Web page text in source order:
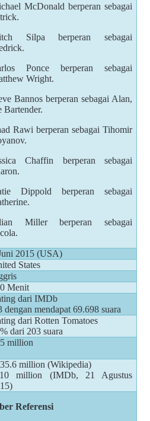
McDonald berperan sebagai
Silpa berperan sebagai
Ponce berperan sebagai
Wright.
Bannos berperan sebagai Alan,
Bartender.
Rawi berperan sebagai Tihomir
Chaffin berperan sebagai
Dippold berperan sebagai
Miller berperan sebagai
2015 (USA)
States
Menit
dari IMDb
dengan mendapat 69.698 suara
dari Rotten Tomatoes
dari 203 suara
million
million (Wikipedia)
million (IMDb, 21 Agustus
Referensi